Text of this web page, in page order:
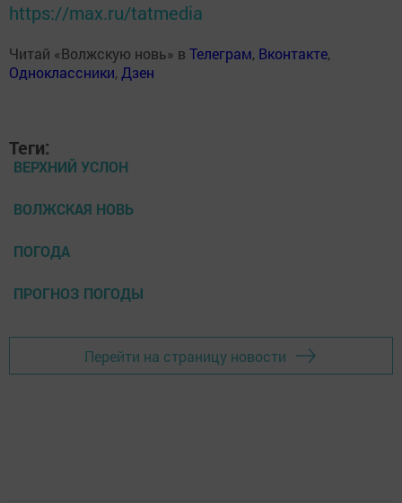
https://max.ru/tatmedia
Читай «Волжскую новь» в Телеграм, Вконтакте,
Одноклассники, Дзен
Теги:
ВЕРХНИЙ УСЛОН
ВОЛЖСКАЯ НОВЬ
ПОГОДА
ПРОГНОЗ ПОГОДЫ
Перейти на страницу новости